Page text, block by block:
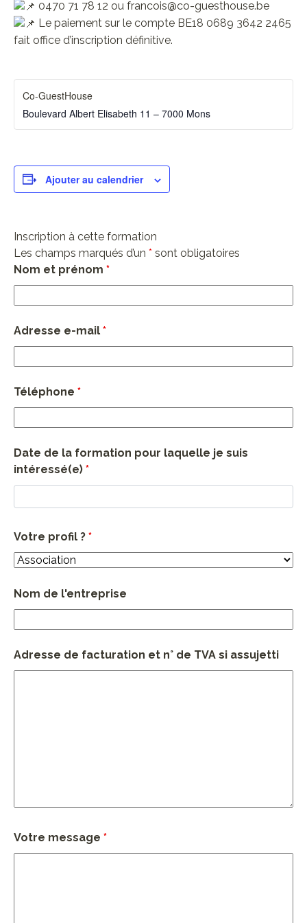
0470 71 78 12 ou francois@co-guesthouse.be
Le paiement sur le compte BE18 0689 3642 2465
fait office d’inscription définitive.
Co-GuestHouse
Boulevard Albert Elisabeth 11 – 7000 Mons
Ajouter au calendrier
Inscription à cette formation
Les champs marqués d’un * sont obligatoires
Nom et prénom *
Adresse e-mail *
Téléphone *
Date de la formation pour laquelle je suis
intéressé(e) *
Votre profil ? *
Nom de l'entreprise
Adresse de facturation et n° de TVA si assujetti
Votre message *